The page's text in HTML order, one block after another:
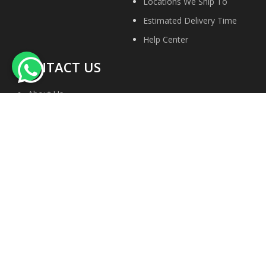
Estimated Delivery Time
Help Center
CONTACT US
About Us